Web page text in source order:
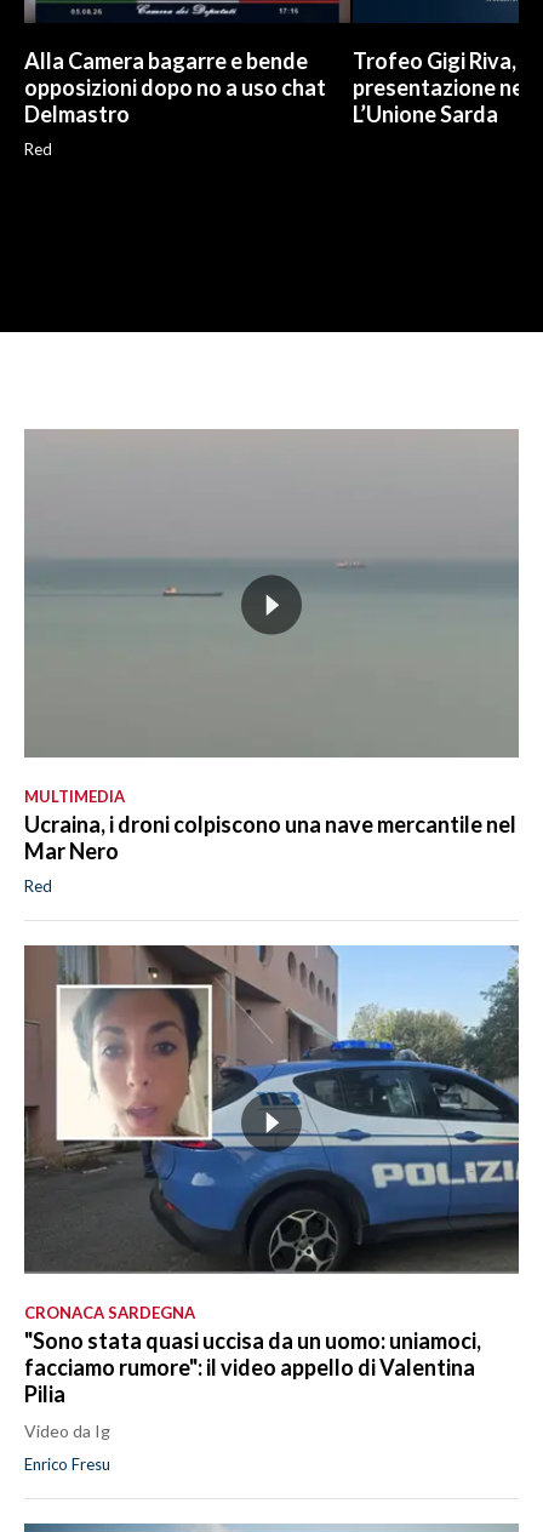
Alla Camera bagarre e bende
opposizioni dopo no a uso chat
Delmastro
Red
Trofeo Gigi Riva, la
presentazione
L’Unione Sarda
MULTIMEDIA
Ucraina, i droni colpiscono una nave mercantile nel
Mar Nero
Red
CRONACA SARDEGNA
"Sono stata quasi uccisa da un uomo: uniamoci,
facciamo rumore": il video appello di Valentina
Pilia
Video da Ig
Enrico Fresu